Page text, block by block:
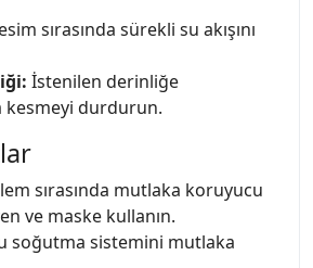
sırasında sürekli su akışını
İstenilen derinliğe
kesmeyi durdurun.
sırasında mutlaka koruyucu
ve maske kullanın.
soğutma sistemini mutlaka